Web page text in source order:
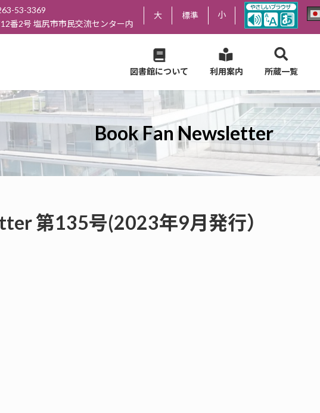
53-3369
番2号 塩尻市市民交流センター内
大 標準 小
図書館について 利用案内 所蔵一覧
Book Fan Newsletter
第135号(2023年9月発行）